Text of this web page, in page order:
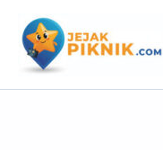
konten